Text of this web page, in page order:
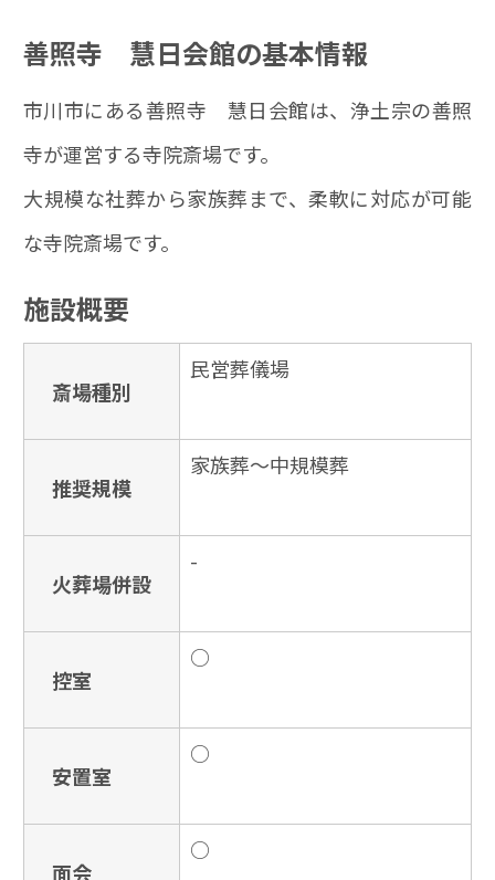
善照寺 慧日会館の基本情報
市川市にある善照寺 慧日会館は、浄土宗の善照
寺が運営する寺院斎場です。
大規模な社葬から家族葬まで、柔軟に対応が可能
な寺院斎場です。
施設概要
斎場種別
民営葬儀場
推奨規模
家族葬〜中規模葬
火葬場併設
-
控室
○
安置室
○
面会
○